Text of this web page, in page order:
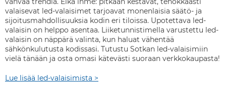
valaisevat led-valaisimet tarjoavat monenlaisia säätö- ja
sijoitusmahdollisuuksia kodin eri tiloissa. Upotettava led-
valaisin on helppo asentaa. Liiketunnistimella varustettu led-
valaisin on näppärä valinta, kun haluat vähentää
sähkönkulutusta kodissasi. Tutustu Sotkan led-valaisimiin
vielä tänään ja osta omasi kätevästi suoraan verkkokaupasta!
Lue lisää led-valaisimista >